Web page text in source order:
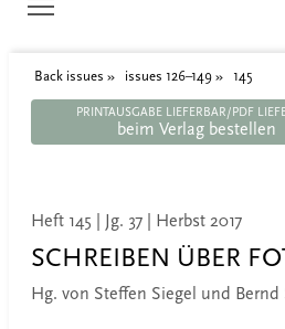
Back issues issues 126–149 145
PRINTAUSGABE LIEFERBAR/PDF
beim Verlag bestellen
Heft 145 | Jg. 37 | Herbst 2017
SCHREIBEN ÜBER
Hg. von Steffen Siegel und Bernd